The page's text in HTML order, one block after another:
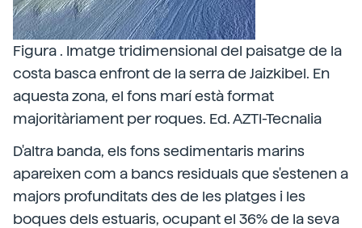
Figura . Imatge tridimensional del paisatge de la
costa basca enfront de la serra de Jaizkibel. En
aquesta zona, el fons marí està format
majoritàriament per roques. Ed. AZTI-Tecnalia
D'altra banda, els fons sedimentaris marins
apareixen com a bancs residuals que s'estenen a
majors profunditats des de les platges i les
boques dels estuaris, ocupant el 36% de la seva